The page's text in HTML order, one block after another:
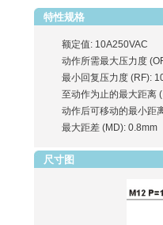
特性规格
额定值: 10A250VAC
动作所需最大压力度
最小回复压力度 (RF):
至动作为止的最大距离
动作后可移动的最小距
最大距差 (MD): 0.8mm
尺寸图